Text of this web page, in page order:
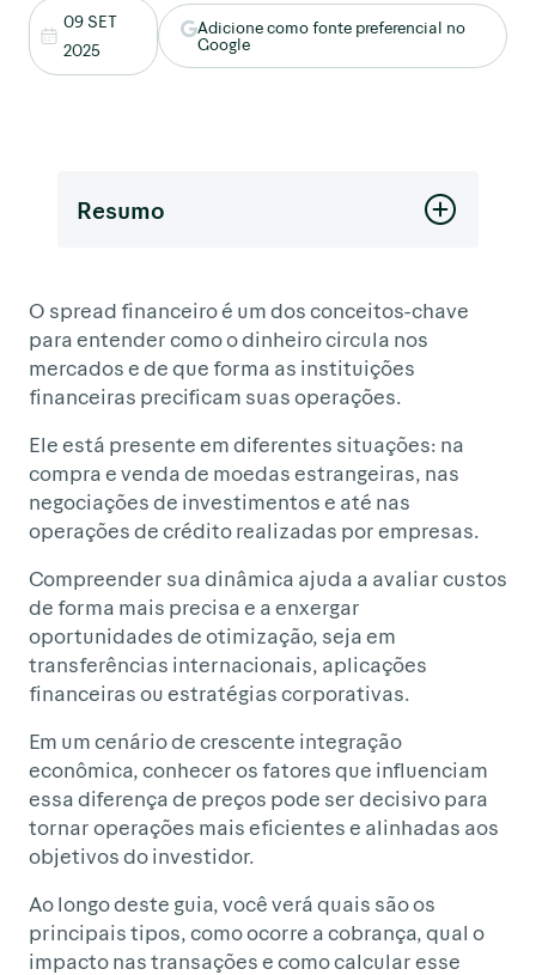
09 SET
2025
Adicione como fonte preferencial no
Google
Resumo
O spread financeiro é um dos conceitos-chave
para entender como o dinheiro circula nos
mercados e de que forma as instituições
financeiras precificam suas operações.
Ele está presente em diferentes situações: na
compra e venda de moedas estrangeiras, nas
negociações de investimentos e até nas
operações de crédito realizadas por empresas.
Compreender sua dinâmica ajuda a avaliar custos
de forma mais precisa e a enxergar
oportunidades de otimização, seja em
transferências internacionais, aplicações
financeiras ou estratégias corporativas.
Em um cenário de crescente integração
econômica, conhecer os fatores que influenciam
essa diferença de preços pode ser decisivo para
tornar operações mais eficientes e alinhadas aos
objetivos do investidor.
Ao longo deste guia, você verá quais são os
principais tipos, como ocorre a cobrança, qual o
impacto nas transações e como calcular esse